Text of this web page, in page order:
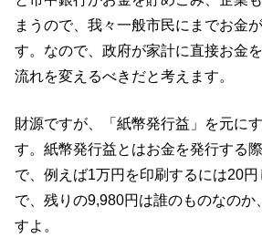
まうので、我々一般市民にまでお金
す。なので、政府が家計に直接お金
流れを変えるべきだと考えます。
財源ですが、「紙幣発行益」を元に
す。紙幣発行益とはお金を発行する
で、例えば1万円を印刷するには20
で、残りの9,980円は誰のものなのか
すよ。